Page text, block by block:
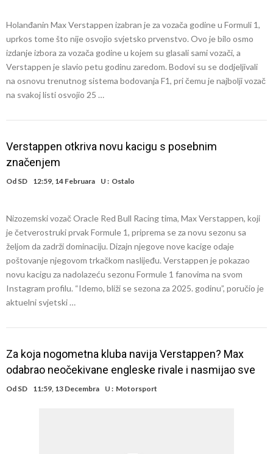
Deco nije posjetio Madrid samo zbog Alvareza, Barcelona planira
historijski transfer?
Kapiten slavnog kluba ubijen u napadu ispred svoje kuće, nacija
zahtijeva pravdu.
Potresne scene na sahrani UFC borca! Red ljudi, muzika i aplauz koji
GROM USMRTIO FUDBALERA: Velika tragedija! Povrijeđeno još 12
Holanđanin Max Verstappen izabran je za vozača godine u Formuli 1,
uprkos tome što nije osvojio svjetsko prvenstvo. Ovo je bilo osmo
izdanje izbora za vozača godine u kojem su glasali sami vozači, a
Verstappen je slavio petu godinu zaredom. Bodovi su se dodjeljivali
na osnovu trenutnog sistema bodovanja F1, pri čemu je najbolji vozač
na svakoj listi osvojio 25 …
Verstappen otkriva novu kacigu s posebnim
značenjem
Od SD 12:59, 14 Februara U : Ostalo
Nizozemski vozač Oracle Red Bull Racing tima, Max Verstappen, koji
je četverostruki prvak Formule 1, priprema se za novu sezonu sa
željom da zadrži dominaciju. Dizajn njegove nove kacige odaje
poštovanje njegovom trkačkom naslijeđu. Verstappen je pokazao
novu kacigu za nadolazeću sezonu Formule 1 fanovima na svom
Instagram profilu. “Idemo, bliži se sezona za 2025. godinu”, poručio je
aktuelni svjetski …
Za koja nogometna kluba navija Verstappen? Max
odabrao neočekivane engleske rivale i nasmijao sve
Od SD 11:59, 13 Decembra U : Motorsport